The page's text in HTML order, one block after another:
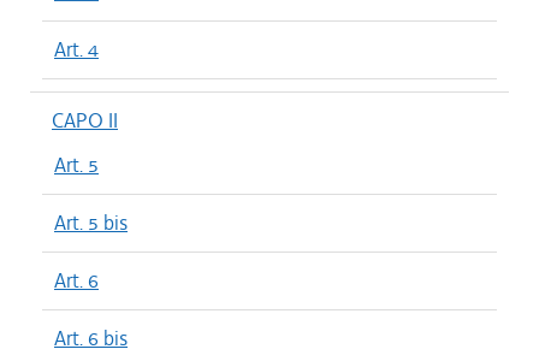
Art. 4
CAPO II
Art. 5
Art. 5 bis
Art. 6
Art. 6 bis